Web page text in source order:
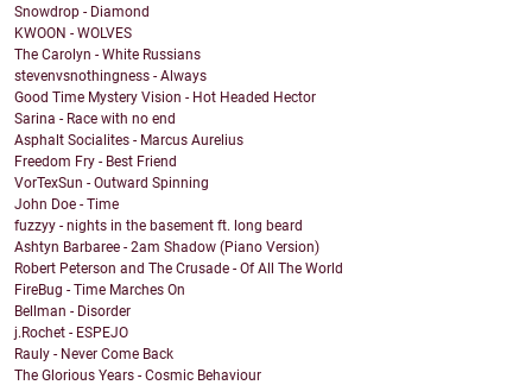
Snowdrop - Diamond
KWOON - WOLVES
The Carolyn - White Russians
stevenvsnothingness - Always
Good Time Mystery Vision - Hot Headed Hector
Sarina - Race with no end
Asphalt Socialites - Marcus Aurelius
Freedom Fry - Best Friend
VorTexSun - Outward Spinning
John Doe - Time
fuzzyy - nights in the basement ft. long beard
Ashtyn Barbaree - 2am Shadow (Piano Version)
Robert Peterson and The Crusade - Of All The World
FireBug - Time Marches On
Bellman - Disorder
j.Rochet - ESPEJO
Rauly - Never Come Back
The Glorious Years - Cosmic Behaviour